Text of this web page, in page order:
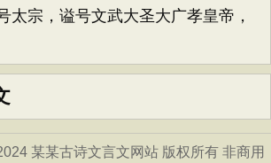
太宗，谥号文武大圣大广孝皇帝，
某某古诗文言文网站 版权所有 非商用